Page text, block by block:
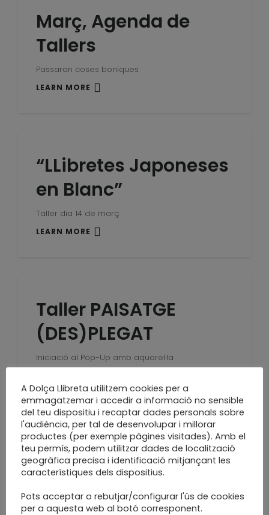
Març, Agenda de
Tallers
Passaran coses boniques
LEARN MORE
“LLibretes Japoneses
en Blanc”
Taller dia 14 de març
LEARN MORE
Taller PAISATGE
(DES)PLEGAT
Iniciació al Pop-Up amb aquarel·la
Taller obert
d’enquadernació
Illa Oberta Tallers d'Art
A Dolça Llibreta utilitzem cookies per a
emmagatzemar i accedir a informació no sensible
del teu dispositiu i recaptar dades personals sobre
l'audiència, per tal de desenvolupar i millorar
productes (per exemple pàgines visitades). Amb el
teu permís, podem utilitzar dades de localització
geogràfica precisa i identificació mitjançant les
característiques dels dispositius.
Pots acceptar o rebutjar/configurar l'ús de cookies
per a aquesta web al botó corresponent.